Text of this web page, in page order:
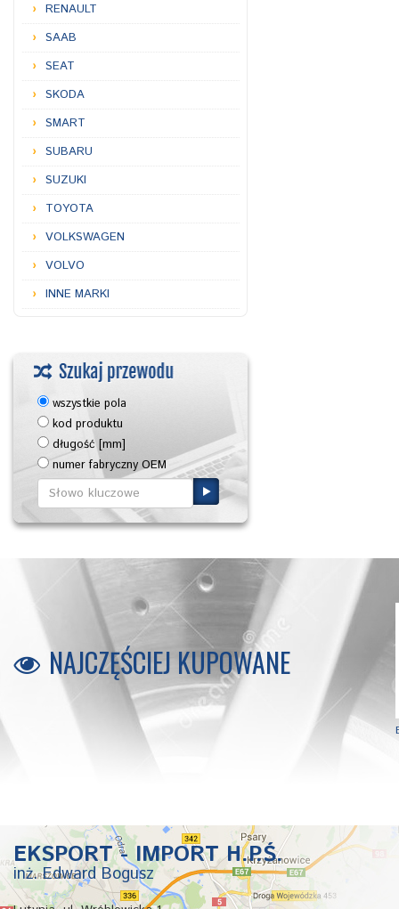
RENAULT
SAAB
SEAT
SKODA
SMART
SUBARU
SUZUKI
TOYOTA
VOLKSWAGEN
VOLVO
INNE MARKI
wszystkie pola
kod produktu
długość [mm]
numer fabryczny OEM
NAJCZĘŚCIEJ KUPOWANE
EKSPORT - IMPORT H.P.Ś.
inż. Edward Bogusz